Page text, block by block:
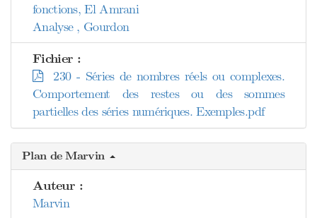
fonctions, El Amrani
Analyse , Gourdon
Fichier :
230 - Séries de nombres réels ou complexes.
Comportement des restes ou des sommes
partielles des séries numériques. Exemples.pdf
Plan de Marvin
Auteur :
Marvin